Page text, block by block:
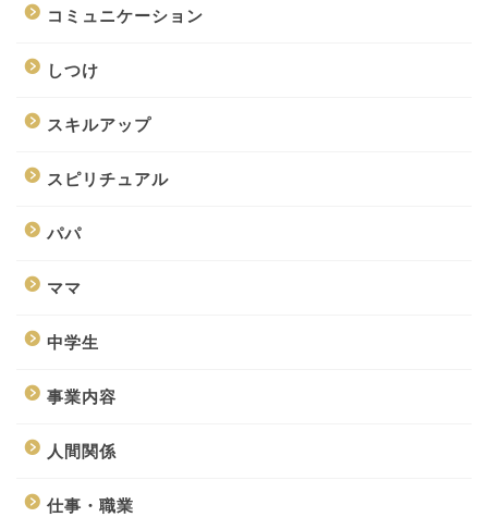
コミュニケーション
しつけ
スキルアップ
スピリチュアル
パパ
ママ
中学生
事業内容
人間関係
仕事・職業